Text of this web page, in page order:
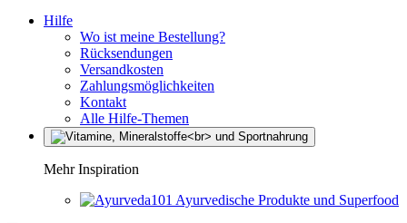
Hilfe
Wo ist meine Bestellung?
Rücksendungen
Versandkosten
Zahlungsmöglichkeiten
Kontakt
Alle Hilfe-Themen
Mehr Inspiration
Ayurvedische Produkte und Superfood